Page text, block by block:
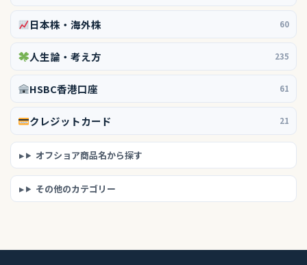
日本株・海外株 60
人生論・考え方 235
HSBC香港口座 61
クレジットカード 21
オフショア商品名から探す
その他のカテゴリー